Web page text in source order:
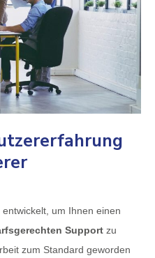
um Ihnen einen
Support zu
zum Standard geworden